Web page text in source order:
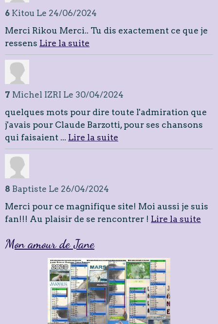
6 Kitou Le 24/06/2024
Merci Rikou Merci.. Tu dis exactement ce que je
ressens Lire la suite
7 Michel IZRI Le 30/04/2024
quelques mots pour dire toute l'admiration que
j'avais pour Claude Barzotti, pour ses chansons
qui faisaient ... Lire la suite
8 Baptiste Le 26/04/2024
Merci pour ce magnifique site! Moi aussi je suis
fan!!! Au plaisir de se rencontrer ! Lire la suite
Mon amour de Jane